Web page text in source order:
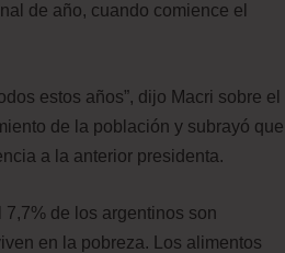
de año, cuando comience el
estos años”, dijo Macri sobre el
de la población y subrayó que
a la anterior presidenta.
7,7% de los argentinos son
en la pobreza. Los alimentos